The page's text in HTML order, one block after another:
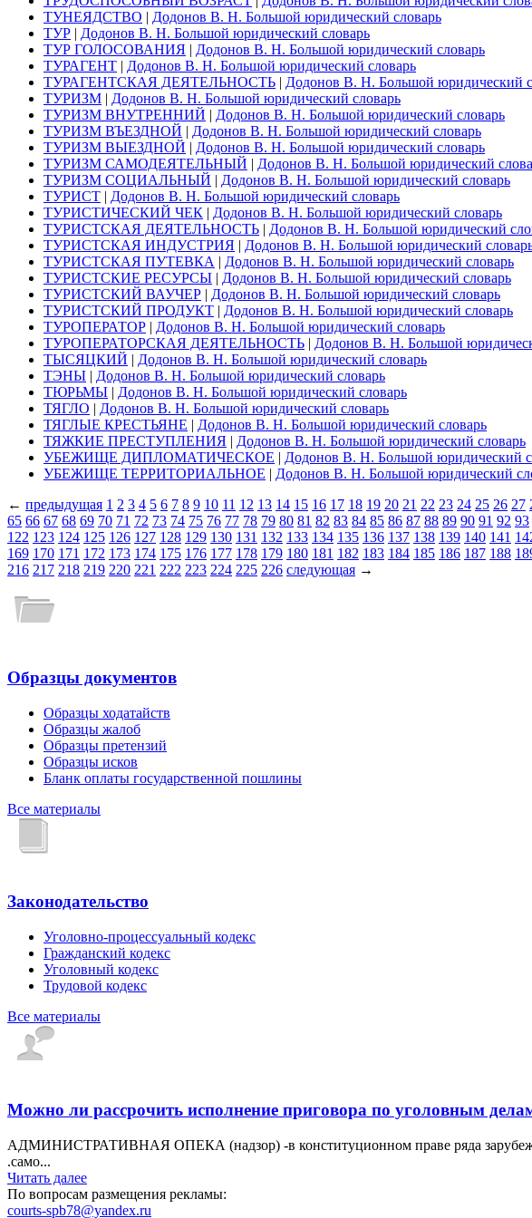
ТУНЕЯДСТВО | Додонов В. Н. Большой юридический словарь
ТУР | Додонов В. Н. Большой юридический словарь
ТУР ГОЛОСОВАНИЯ | Додонов В. Н. Большой юридический словарь
ТУРАГЕНТ | Додонов В. Н. Большой юридический словарь
ТУРАГЕНТСКАЯ ДЕЯТЕЛЬНОСТЬ | Додонов В. Н. Большой юридический
ТУРИЗМ | Додонов В. Н. Большой юридический словарь
ТУРИЗМ ВНУТРЕННИЙ | Додонов В. Н. Большой юридический словарь
ТУРИЗМ ВЪЕЗДНОЙ | Додонов В. Н. Большой юридический словарь
ТУРИЗМ ВЫЕЗДНОЙ | Додонов В. Н. Большой юридический словарь
ТУРИЗМ САМОДЕЯТЕЛЬНЫЙ | Додонов В. Н. Большой юридический
ТУРИЗМ СОЦИАЛЬНЫЙ | Додонов В. Н. Большой юридический словарь
ТУРИСТ | Додонов В. Н. Большой юридический словарь
ТУРИСТИЧЕСКИЙ ЧЕК | Додонов В. Н. Большой юридический словарь
ТУРИСТСКАЯ ДЕЯТЕЛЬНОСТЬ | Додонов В. Н. Большой юридический
ТУРИСТСКАЯ ИНДУСТРИЯ | Додонов В. Н. Большой юридический
ТУРИСТСКАЯ ПУТЕВКА | Додонов В. Н. Большой юридический словарь
ТУРИСТСКИЕ РЕСУРСЫ | Додонов В. Н. Большой юридический словарь
ТУРИСТСКИЙ ВАУЧЕР | Додонов В. Н. Большой юридический словарь
ТУРИСТСКИЙ ПРОДУКТ | Додонов В. Н. Большой юридический словарь
ТУРОПЕРАТОР | Додонов В. Н. Большой юридический словарь
ТУРОПЕРАТОРСКАЯ ДЕЯТЕЛЬНОСТЬ | Додонов В. Н. Большой
ТЫСЯЦКИЙ | Додонов В. Н. Большой юридический словарь
ТЭНЫ | Додонов В. Н. Большой юридический словарь
ТЮРЬМЫ | Додонов В. Н. Большой юридический словарь
ТЯГЛО | Додонов В. Н. Большой юридический словарь
ТЯГЛЫЕ КРЕСТЬЯНЕ | Додонов В. Н. Большой юридический словарь
ТЯЖКИЕ ПРЕСТУПЛЕНИЯ | Додонов В. Н. Большой юридический словарь
УБЕЖИЩЕ ДИПЛОМАТИЧЕСКОЕ | Додонов В. Н. Большой юридический
УБЕЖИЩЕ ТЕРРИТОРИАЛЬНОЕ | Додонов В. Н. Большой юридический
← предыдущая 1 2 3 4 5 6 7 8 9 10 11 12 13 14 15 16 17 18 19 20 21 22 23 24 25 26 27
65 66 67 68 69 70 71 72 73 74 75 76 77 78 79 80 81 82 83 84 85 86 87 88 89 90 91 92 93
122 123 124 125 126 127 128 129 130 131 132 133 134 135 136 137 138 139 140 141
169 170 171 172 173 174 175 176 177 178 179 180 181 182 183 184 185 186 187 188
216 217 218 219 220 221 222 223 224 225 226 следующая →
Образцы документов
Образцы ходатайств
Образцы жалоб
Образцы претензий
Образцы исков
Бланк оплаты государственной пошлины
Все материалы
Законодательство
Уголовно-процессуальный кодекс
Гражданский кодекс
Уголовный кодекс
Трудовой кодекс
Все материалы
Можно ли рассрочить исполнение приговора по уголовным
АДМИНИСТРАТИВНАЯ ОПЕКА (надзор) -в конституционном праве ряда зарубежных
.само...
Читать далее
По вопросам размещения рекламы:
courts-spb78@yandex.ru